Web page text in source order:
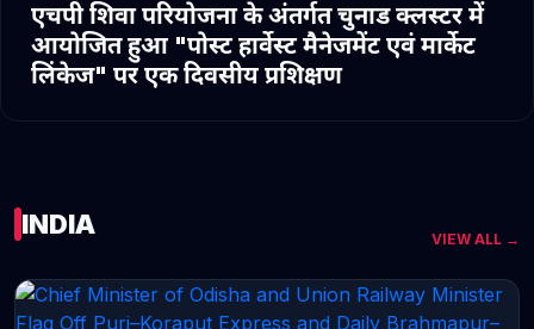
एचपी शिवा परियोजना के अंतर्गत चुनाड क्लस्टर में
आयोजित हुआ "पोस्ट हार्वेस्ट मैनेजमेंट एवं मार्केट
लिंकेज" पर एक दिवसीय प्रशिक्षण
INDIA VIEW ALL →